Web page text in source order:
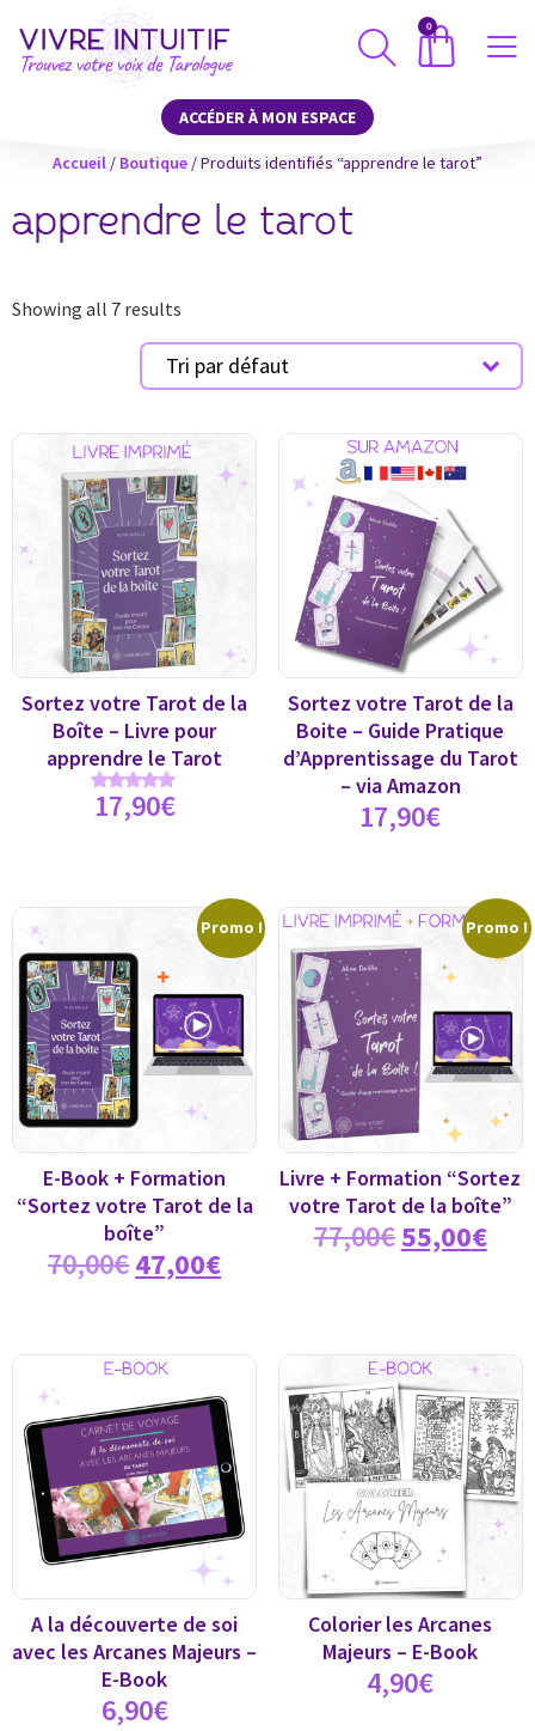
0
ACCÉDER À MON ESPACE
Accueil / Boutique / Produits identifiés “apprendre le tarot”
apprendre le tarot
Showing all 7 results
Sortez votre Tarot de la
Boîte – Livre pour
apprendre le Tarot
Note
5.00
17,90€
Sortez votre Tarot de la
Boite – Guide Pratique
d’Apprentissage du Tarot
– via Amazon
17,90€
Promo !
E-Book + Formation
“Sortez votre Tarot de la
boîte”
70,00€47,00€
Promo !
Livre + Formation “Sortez
votre Tarot de la boîte”
77,00€55,00€
A la découverte de soi
avec les Arcanes Majeurs –
E-Book
6,90€
Colorier les Arcanes
Majeurs – E-Book
4,90€